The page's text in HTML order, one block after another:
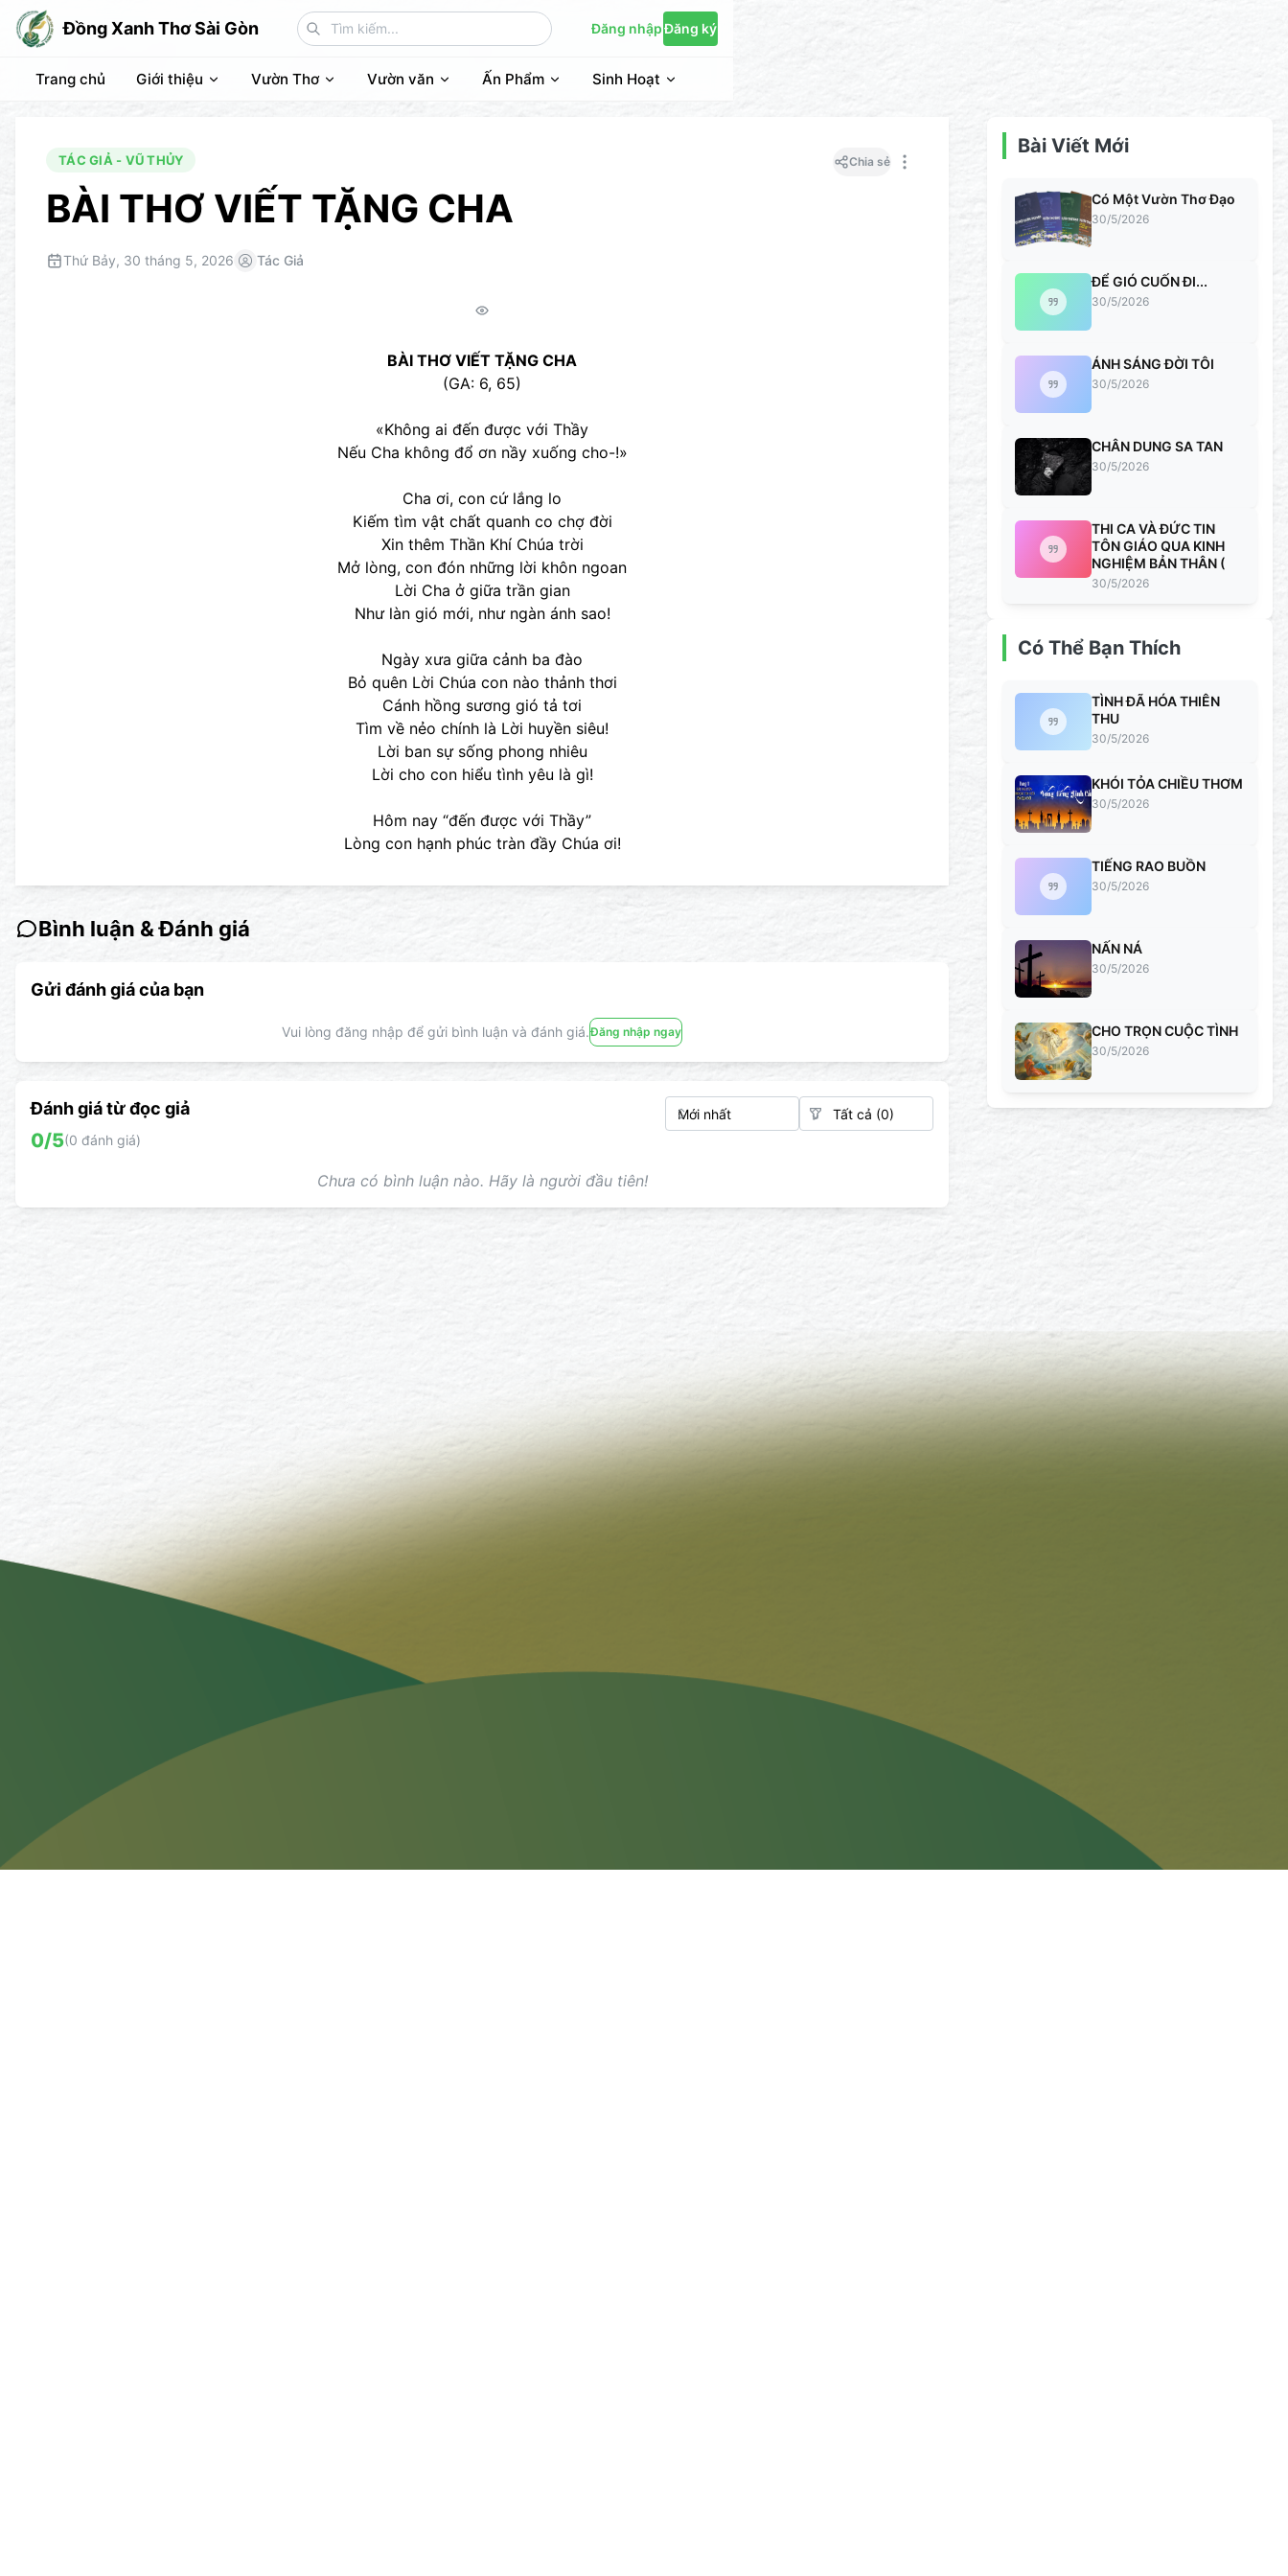
Đồng Xanh Thơ Sài Gòn Đăng nhậpĐăng ký
Trang chủ Giới thiệu Vườn Thơ Vườn văn Ấn Phẩm Sinh Hoạt
TÁC GIẢ - VŨ THỦY
BÀI THƠ VIẾT TẶNG CHA
Chia sẻ
Thứ Bảy, 30 tháng 5, 2026 Tác Giả
BÀI THƠ VIẾT TẶNG CHA
(GA: 6, 65)
«Không ai đến được với Thầy
Nếu Cha không đổ ơn nầy xuống cho-!»
Cha ơi, con cứ lắng lo
Kiếm tìm vật chất quanh co chợ đời
Xin thêm Thần Khí Chúa trời
Mở lòng, con đón những lời khôn ngoan
Lời Cha ở giữa trần gian
Như làn gió mới, như ngàn ánh sao!
Ngày xưa giữa cảnh ba đào
Bỏ quên Lời Chúa con nào thảnh thơi
Cánh hồng sương gió tả tơi
Tìm về nẻo chính là Lời huyền siêu!
Lời ban sự sống phong nhiêu
Lời cho con hiểu tình yêu là gì!
Hôm nay “đến được với Thầy”
Lòng con hạnh phúc tràn đầy Chúa ơi!
Bình luận & Đánh giá
Gửi đánh giá của bạn
Vui lòng đăng nhập để gửi bình luận và đánh giá.Đăng nhập ngay
Đánh giá từ đọc giả
0/5(0 đánh giá)
Chưa có bình luận nào. Hãy là người đầu tiên!
Bài Viết Mới
Có Một Vườn Thơ Đạo
30/5/2026
ĐỂ GIÓ CUỐN ĐI...
30/5/2026
ÁNH SÁNG ĐỜI TÔI
30/5/2026
CHÂN DUNG SA TAN
30/5/2026
THI CA VÀ ĐỨC TIN
TÔN GIÁO QUA KINH
NGHIỆM BẢN THÂN (
30/5/2026
Có Thể Bạn Thích
TÌNH ĐÃ HÓA THIÊN
THU
30/5/2026
KHÓI TỎA CHIỀU THƠM
30/5/2026
TIẾNG RAO BUỒN
30/5/2026
NẤN NÁ
30/5/2026
CHO TRỌN CUỘC TÌNH
30/5/2026